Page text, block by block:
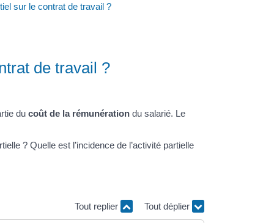
sur le contrat de travail ?
de travail ?
du coût de la rémunération du salarié. Le
? Quelle est l’incidence de l’activité partielle
Tout replier Tout déplier